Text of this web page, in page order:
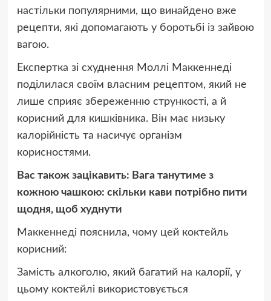
настільки популярними, що винайдено вже
рецепти, які допомагають у боротьбі із зайвою
вагою.
Експертка зі схуднення Моллі Маккеннеді
поділилася своїм власним рецептом, який не
лише сприяє збереженню стрункості, а й
корисний для кишківника. Він має низьку
калорійність та насичує організм
корисностями.
Вас також зацікавить: Вага танутиме з
кожною чашкою: скільки кави потрібно пити
щодня, щоб худнути
Маккеннеді пояснила, чому цей коктейль
корисний:
Замість алкоголю, який багатий на калорії, у
цьому коктейлі використовується